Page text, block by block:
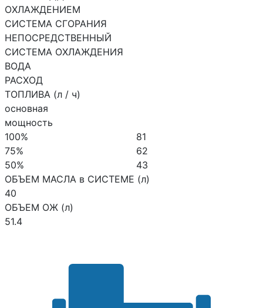
ОХЛАЖДЕНИЕМ
СИСТЕМА СГОРАНИЯ
НЕПОСРЕДСТВЕННЫЙ
СИСТЕМА ОХЛАЖДЕНИЯ
ВОДА
РАСХОД
ТОПЛИВА (л / ч)
основная
мощность
100%
81
75%
62
50%
43
ОБЪЕМ МАСЛА в СИСТЕМЕ (л)
40
ОБЪЕМ ОЖ (л)
51.4